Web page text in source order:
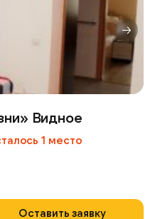
Видное
1 место
Оставить заявку